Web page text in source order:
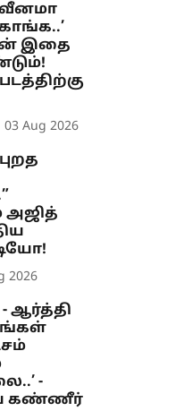
இதை
03 Aug 2026
அஜித்
2026
ஆர்த்தி
-
கண்ணீர்